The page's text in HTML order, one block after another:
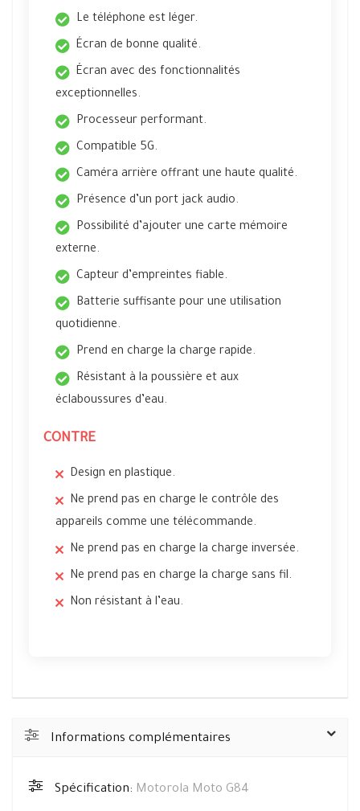
Le téléphone est léger.
Écran de bonne qualité.
Écran avec des fonctionnalités
exceptionnelles.
Processeur performant.
Compatible 5G.
Caméra arrière offrant une haute qualité.
Présence d’un port jack audio.
Possibilité d’ajouter une carte mémoire
externe.
Capteur d’empreintes fiable.
Batterie suffisante pour une utilisation
quotidienne.
Prend en charge la charge rapide.
Résistant à la poussière et aux
éclaboussures d’eau.
CONTRE
Design en plastique.
Ne prend pas en charge le contrôle des
appareils comme une télécommande.
Ne prend pas en charge la charge inversée.
Ne prend pas en charge la charge sans fil.
Non résistant à l’eau.
Informations complémentaires
Spécification: Motorola Moto G84